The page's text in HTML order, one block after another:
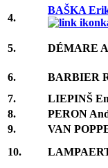
4.
BAŠKA
5. DÉMARE
6. BARBIER
7.
LIEPINŠ
8.
PERON
9.
VAN
10.